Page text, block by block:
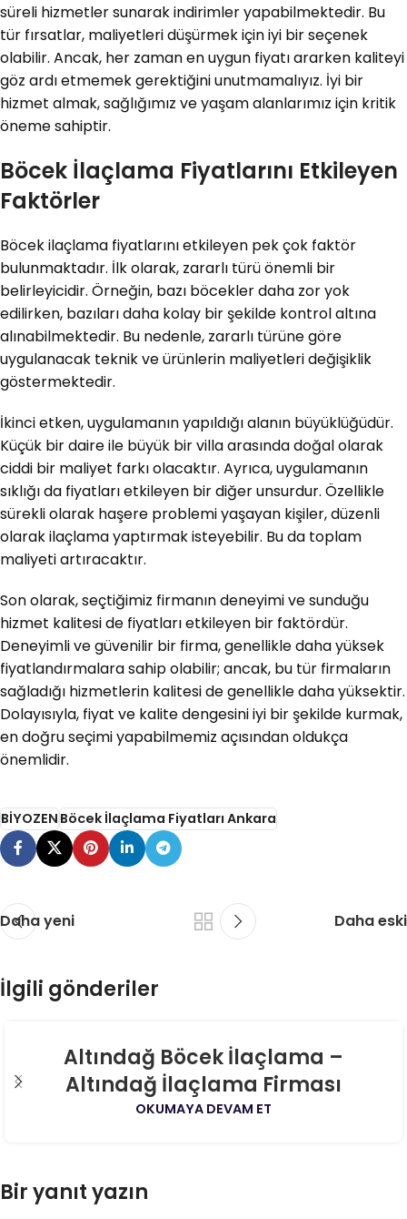
süreli hizmetler sunarak indirimler yapabilmektedir. Bu
tür fırsatlar, maliyetleri düşürmek için iyi bir seçenek
olabilir. Ancak, her zaman en uygun fiyatı ararken kaliteyi
göz ardı etmemek gerektiğini unutmamalıyız. İyi bir
hizmet almak, sağlığımız ve yaşam alanlarımız için kritik
öneme sahiptir.
Böcek İlaçlama Fiyatlarını Etkileyen
Faktörler
Böcek ilaçlama fiyatlarını etkileyen pek çok faktör
bulunmaktadır. İlk olarak, zararlı türü önemli bir
belirleyicidir. Örneğin, bazı böcekler daha zor yok
edilirken, bazıları daha kolay bir şekilde kontrol altına
alınabilmektedir. Bu nedenle, zararlı türüne göre
uygulanacak teknik ve ürünlerin maliyetleri değişiklik
göstermektedir.
İkinci etken, uygulamanın yapıldığı alanın büyüklüğüdür.
Küçük bir daire ile büyük bir villa arasında doğal olarak
ciddi bir maliyet farkı olacaktır. Ayrıca, uygulamanın
sıklığı da fiyatları etkileyen bir diğer unsurdur. Özellikle
sürekli olarak haşere problemi yaşayan kişiler, düzenli
olarak ilaçlama yaptırmak isteyebilir. Bu da toplam
maliyeti artıracaktır.
Son olarak, seçtiğimiz firmanın deneyimi ve sunduğu
hizmet kalitesi de fiyatları etkileyen bir faktördür.
Deneyimli ve güvenilir bir firma, genellikle daha yüksek
fiyatlandırmalara sahip olabilir; ancak, bu tür firmaların
sağladığı hizmetlerin kalitesi de genellikle daha yüksektir.
Dolayısıyla, fiyat ve kalite dengesini iyi bir şekilde kurmak,
en doğru seçimi yapabilmemiz açısından oldukça
önemlidir.
BİYOZENBöcek İlaçlama Fiyatları Ankara
Daha yeni Daha eski
İlgili gönderiler
Altındağ Böcek İlaçlama –
Altındağ İlaçlama Firması
OKUMAYA DEVAM ET
Bir yanıt yazın